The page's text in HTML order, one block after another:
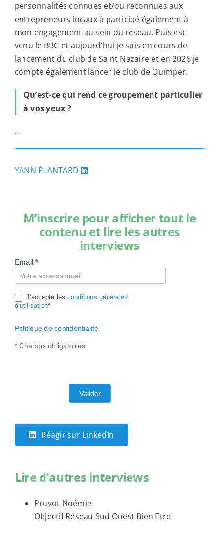
personnalités connues et/ou reconnues aux
entrepreneurs locaux à participé également à
mon engagement au sein du réseau. Puis est
venu le BBC et aujourd’hui je suis en cours de
lancement du club de Saint Nazaire et en 2026 je
compte également lancer le club de Quimper.
Qu’est-ce qui rend ce groupement particulier
à vos yeux ?
…
YANN PLANTARD
M’inscrire pour afficher tout le
contenu et lire les autres
interviews
Compte
Email*
J'accepte les conditions générales
d’utilisation*
Politique de confidentialité
* Champs obligatoires
Valider
Réagir sur LinkedIn
Lire d'autres interviews
Pruvot Noémie
Objectif Réseau Sud Ouest Bien Etre